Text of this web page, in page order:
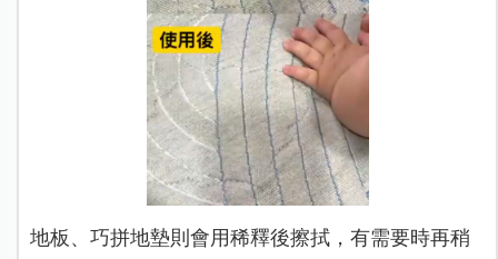
地板、巧拼地墊則會用稀釋後擦拭，有需要時再稍